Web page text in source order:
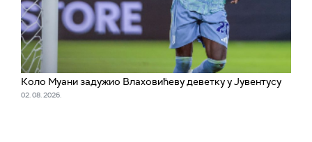
Коло Муани задужио Влаховићеву деветку у Јувентусу
02. 08. 2026.